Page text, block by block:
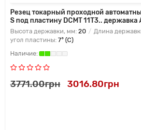
Резец токарный проходной
S под пластину DCMT 11T3.. державка
Высота державки, мм: 20 Длина
угол пластины: 7° (C)
3771.00грн 3016.80грн